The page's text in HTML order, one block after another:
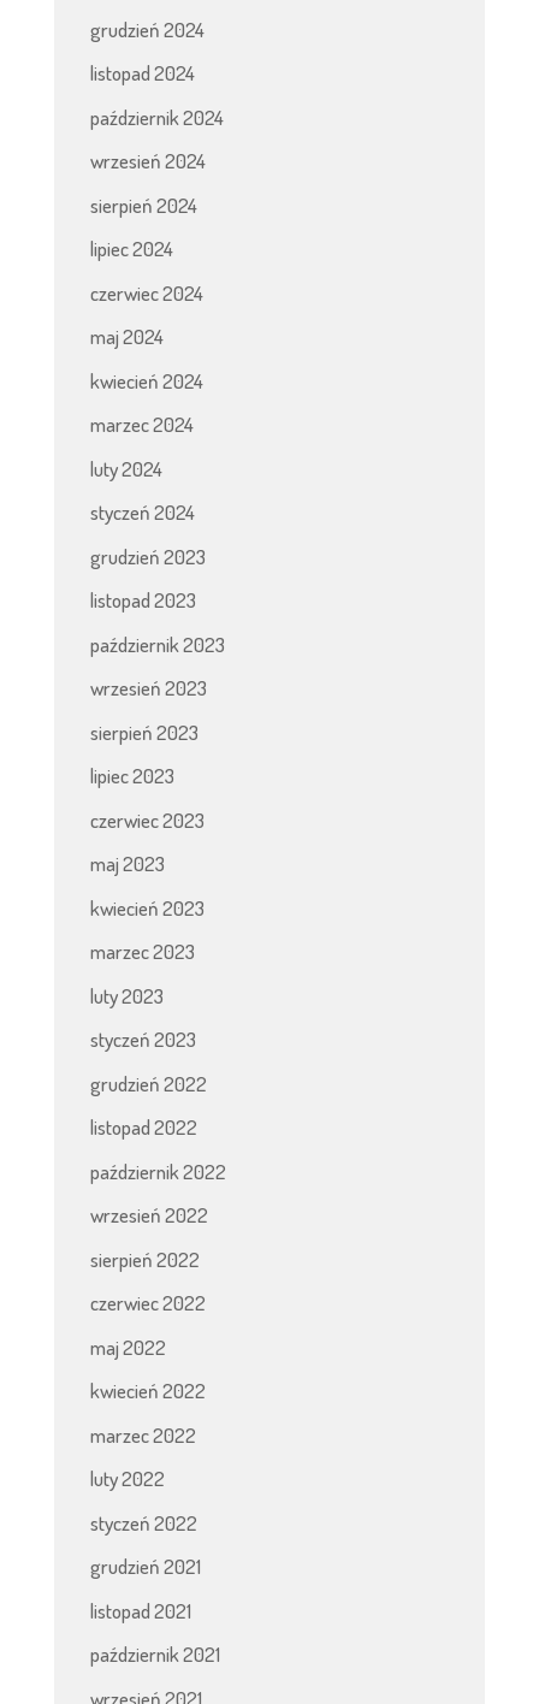
grudzień 2024
listopad 2024
październik 2024
wrzesień 2024
sierpień 2024
lipiec 2024
czerwiec 2024
maj 2024
kwiecień 2024
marzec 2024
luty 2024
styczeń 2024
grudzień 2023
listopad 2023
październik 2023
wrzesień 2023
sierpień 2023
lipiec 2023
czerwiec 2023
maj 2023
kwiecień 2023
marzec 2023
luty 2023
styczeń 2023
grudzień 2022
listopad 2022
październik 2022
wrzesień 2022
sierpień 2022
czerwiec 2022
maj 2022
kwiecień 2022
marzec 2022
luty 2022
styczeń 2022
grudzień 2021
listopad 2021
październik 2021
wrzesień 2021